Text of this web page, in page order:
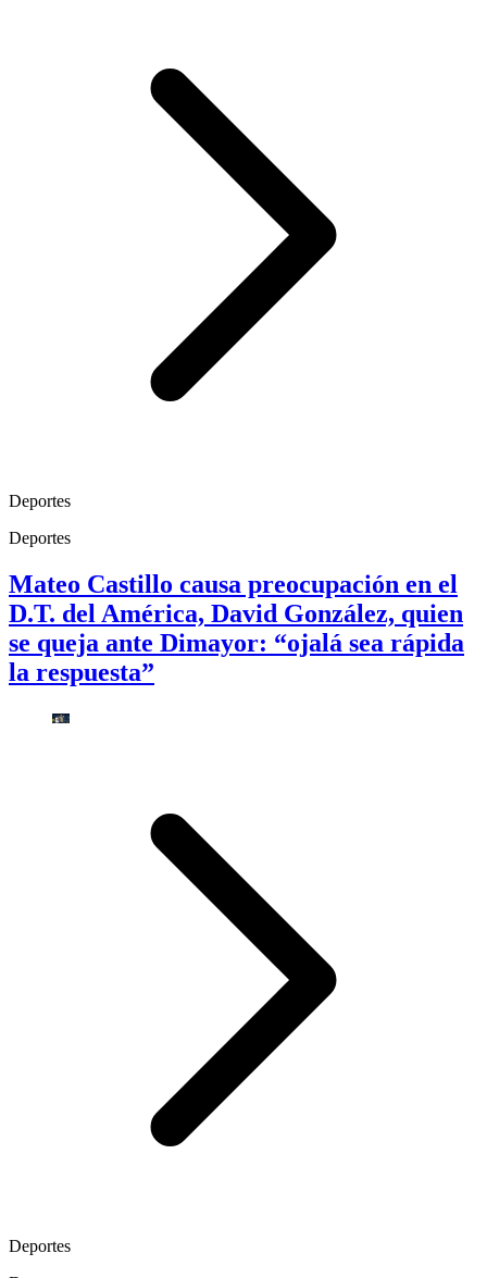
Deportes
Deportes
Mateo Castillo causa preocupación en el
D.T. del América, David González, quien
se queja ante Dimayor: “ojalá sea rápida
la respuesta”
Deportes